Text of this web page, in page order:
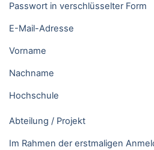
Passwort in verschlüsselter Form
E-Mail-Adresse
Vorname
Nachname
Hochschule
Abteilung / Projekt
Im Rahmen der erstmaligen